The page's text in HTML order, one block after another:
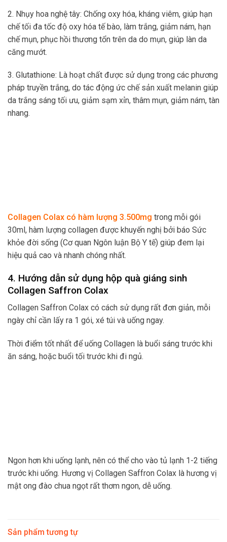
2. Nhụy hoa nghệ tây: Chống oxy hóa, kháng viêm, giúp hạn
chế tối đa tốc độ oxy hóa tế bào, làm trắng, giảm nám, hạn
chế mụn, phục hồi thương tổn trên da do mụn, giúp làn da
căng mướt.
3. Glutathione: Là hoạt chất được sử dụng trong các phương
pháp truyền trắng, do tác động ức chế sản xuất melanin giúp
da trắng sáng tối ưu, giảm sạm xỉn, thâm mụn, giảm nám, tàn
nhang.
Collagen Colax có hàm lượng 3.500mg trong mỗi gói
30ml, hàm lượng collagen được khuyến nghị bởi báo Sức
khỏe đời sống (Cơ quan Ngôn luận Bộ Y tế) giúp đem lại
hiệu quả cao và nhanh chóng nhất.
4. Hướng dẫn sử dụng hộp quà giáng sinh
Collagen Saffron Colax
Collagen Saffron Colax có cách sử dụng rất đơn giản, mỗi
ngày chỉ cần lấy ra 1 gói, xé túi và uống ngay.
Thời điểm tốt nhất để uống Collagen là buổi sáng trước khi
ăn sáng, hoặc buổi tối trước khi đi ngủ.
Ngon hơn khi uống lạnh, nên có thể cho vào tủ lạnh 1-2 tiếng
trước khi uống. Hương vị Collagen Saffron Colax là hương vị
mật ong đào chua ngọt rất thơm ngon, dễ uống.
Sản phẩm tương tự